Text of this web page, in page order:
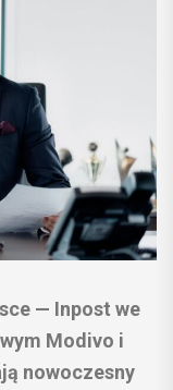
— Inpost we
Modivo i
nowoczesny